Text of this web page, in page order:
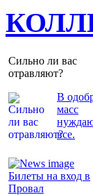
Сильно ли вас
отравляют?
В
масс
все.
Билеты на вход в
Провал